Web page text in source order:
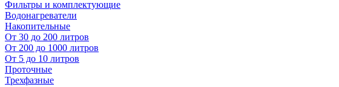
Фильтры и комплектующие
Водонагреватели
Накопительные
От 30 до 200 литров
От 200 до 1000 литров
От 5 до 10 литров
Проточные
Трехфазные